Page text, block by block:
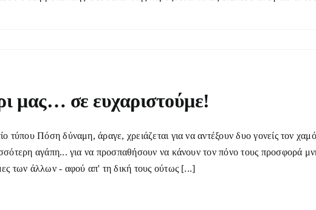
μας… σε ευχαριστούμε!
τύπου Πόση δύναμη, άραγε, χρειάζεται για να αντέξουν δυο γονείς τον
αγάπη... για να προσπαθήσουν να κάνουν τον πόνο τους προσφορά
των άλλων - αφού απ' τη δική τους ούτως [...]